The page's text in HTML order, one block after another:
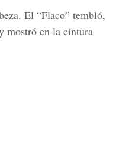
El “Flaco” tembló,
mostró en la cintura